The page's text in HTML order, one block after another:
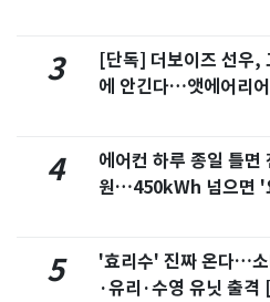
3
[단독] 더보이즈 선우,
에 안긴다…앳에어리
4
에어컨 하루 종일 틀면
원…450kWh 넘으면 '
5
'효리수' 진짜 온다…소
·유리·수영 유닛 출격